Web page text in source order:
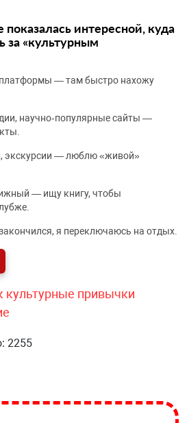
показалась интересной, куда
за «культурным
— там быстро нахожу
научно‑популярные сайты —
экскурсии — люблю «живой»
— ищу книгу, чтобы
я переключаюсь на отдых.
культурные привычки
2255